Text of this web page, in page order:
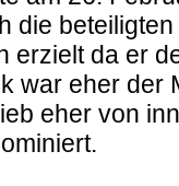
die
erzielt da er
war eher der
eher von